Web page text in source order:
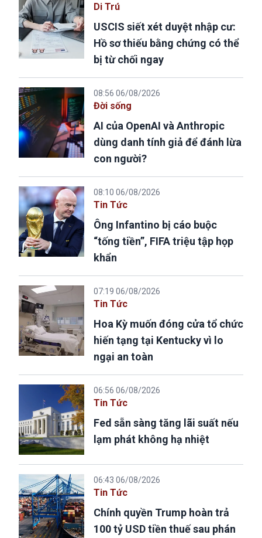
Di Trú
USCIS siết xét duyệt nhập cư:
Hồ sơ thiếu bằng chứng có thể
bị từ chối ngay
08:56 06/08/2026
Đời sống
AI của OpenAI và Anthropic
dùng danh tính giả để đánh lừa
con người?
08:10 06/08/2026
Tin Tức
Ông Infantino bị cáo buộc
“tống tiền”, FIFA triệu tập họp
khẩn
07:19 06/08/2026
Tin Tức
Hoa Kỳ muốn đóng cửa tổ chức
hiến tạng tại Kentucky vì lo
ngại an toàn
06:56 06/08/2026
Tin Tức
Fed sẵn sàng tăng lãi suất nếu
lạm phát không hạ nhiệt
06:43 06/08/2026
Tin Tức
Chính quyền Trump hoàn trả
100 tỷ USD tiền thuế sau phán